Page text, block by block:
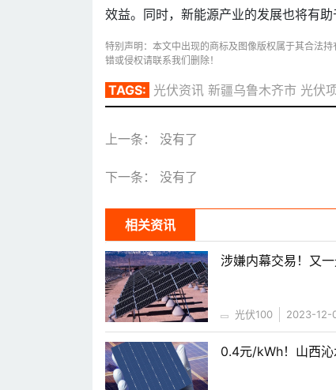
效益。同时，新能源产业的发展也将有
特别声明：本文中出现的商标及图像版权属于其合法
错或侵权请联系我们删除！
TAGS: 光伏资讯 新疆乌鲁木齐市 光伏
上一条： 没有了
下一条： 没有了
相关资讯
涉嫌内幕交易！又
光伏100 2023-12-
0.4元/kWh！山西